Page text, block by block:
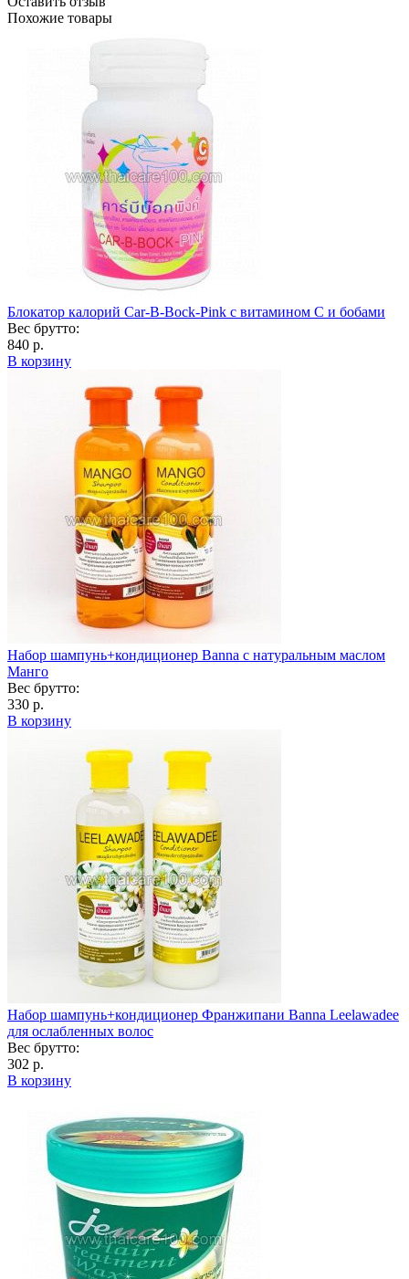
Похожие товары
Блокатор калорий Car-B-Bock-Pink c витамином C и бобами
Вес брутто:
840 р.
В корзину
Набор шампунь+кондиционер Banna с натуральным маслом
Манго
Вес брутто:
330 р.
В корзину
Набор шампунь+кондиционер Франжипани Banna Leelawadee
для ослабленных волос
Вес брутто:
302 р.
В корзину